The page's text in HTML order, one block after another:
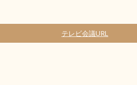
テレビ会議URL